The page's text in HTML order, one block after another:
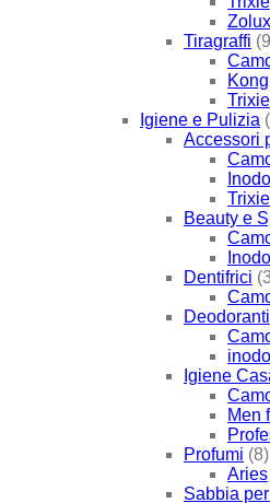
Zolux
Tiragraffi
Kong
Trixie
Igiene e Pulizia
Accessori
Trixie
Beauty e
Dentifrici
Deodoranti
Igiene
Men
Profumi (8)
Aries
Sabbia